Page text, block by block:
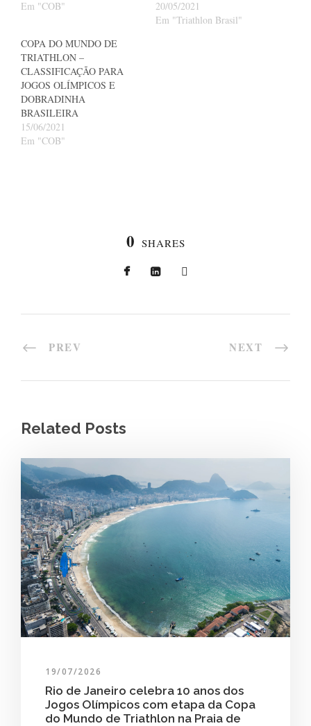
Em "COB"
20/05/2021
Em "Triathlon Brasil"
COPA DO MUNDO DE
TRIATHLON –
CLASSIFICAÇÃO PARA
JOGOS OLÍMPICOS E
DOBRADINHA
BRASILEIRA
15/06/2021
Em "COB"
0 SHARES
PREV NEXT
Related Posts
19/07/2026
Rio de Janeiro celebra 10 anos dos
Jogos Olímpicos com etapa da Copa
do Mundo de Triathlon na Praia de